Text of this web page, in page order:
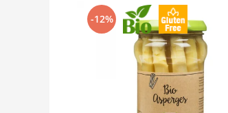
-12%